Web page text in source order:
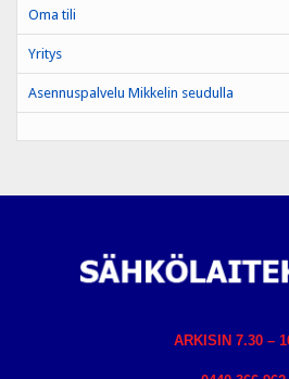
Oma tili
Yritys
Asennuspalvelu Mikkelin seudulla
ARKISIN 7.30 –